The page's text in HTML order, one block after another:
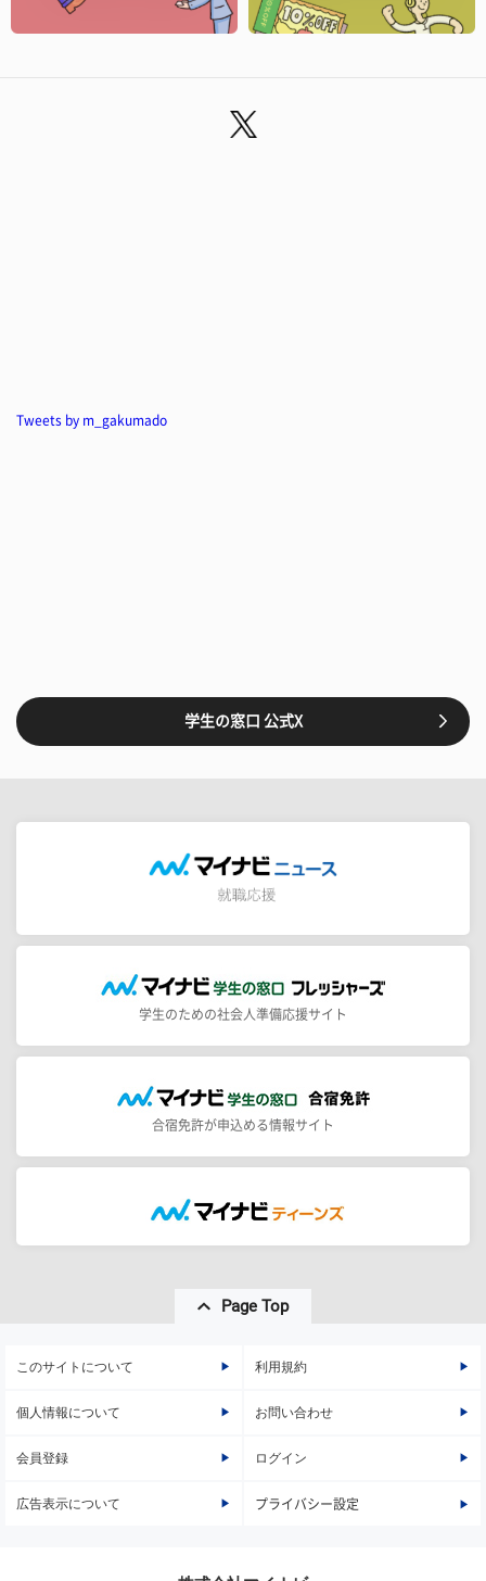
Tweets by m_gakumado
学生の窓口 公式X
学生のための社会人準備応援サイト
合宿免許が申込める情報サイト
Page Top
このサイトについて 利用規約
個人情報について お問い合わせ
会員登録 ログイン
広告表示について プライバシー設定